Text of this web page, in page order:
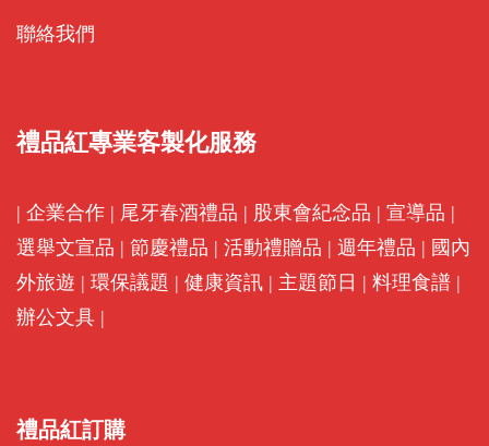
聯絡我們
禮品紅專業客製化服務
| 企業合作 | 尾牙春酒禮品 | 股東會紀念品 | 宣導品 |
選舉文宣品 | 節慶禮品 | 活動禮贈品 | 週年禮品 | 國內
外旅遊 | 環保議題 | 健康資訊 | 主題節日 | 料理食譜 |
辦公文具 |
禮品紅訂購